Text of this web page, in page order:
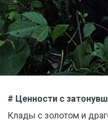
# Ценности с
Клады с золотом и